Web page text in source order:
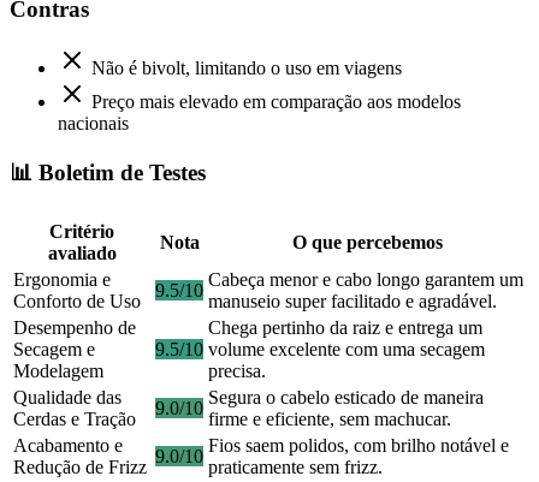
Contras
Não é bivolt, limitando o uso em viagens
Preço mais elevado em comparação aos modelos
nacionais
📊 Boletim de Testes
Critério
avaliado
Nota
O que percebemos
Ergonomia e
Conforto de Uso
9.5/10
Cabeça menor e cabo longo garantem um
manuseio super facilitado e agradável.
Desempenho de
Secagem e
Modelagem
9.5/10
Chega pertinho da raiz e entrega um
volume excelente com uma secagem
precisa.
Qualidade das
Cerdas e Tração
9.0/10
Segura o cabelo esticado de maneira
firme e eficiente, sem machucar.
Acabamento e
Redução de Frizz
9.0/10
Fios saem polidos, com brilho notável e
praticamente sem frizz.